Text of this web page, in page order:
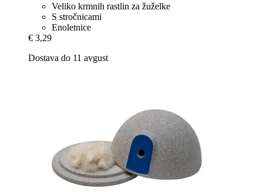
Veliko krmnih rastlin za žuželke
S stročnicami
Enoletnice
€ 3,29
Dostava do 11 avgust